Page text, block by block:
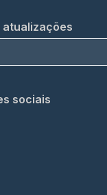
sociais